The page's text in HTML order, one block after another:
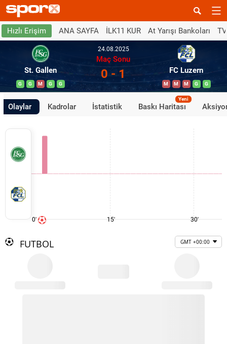
Hızlı Erişim ANA SAYFA İLK11 KUR At Yarışı Bankoları
St. Gallen
G G M G G
24.08.2025
Maç Sonu
0 - 1 FC Luzern
M M M G G
Olaylar Kadrolar İstatistik Baskı Haritası
Yeni
0' 15' 30'
FUTBOL GMT +00:00